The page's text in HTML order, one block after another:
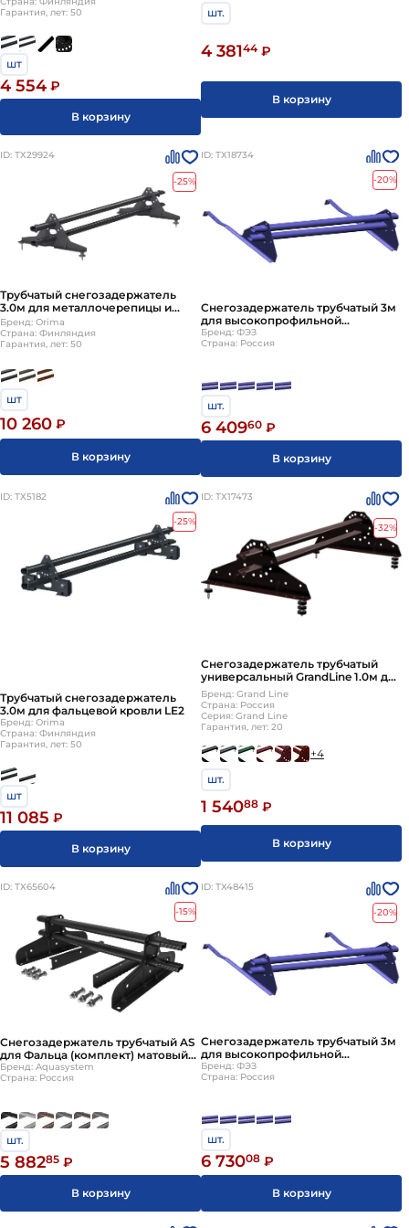
Гарантия, лет: 50
шт
4 554 ₽
В корзину
шт.
4 38144 ₽
В корзину
ID: ТХ29924
-25%
Трубчатый снегозадержатель
3.0м для металлочерепицы и
мягкой кровли LE3
Бренд: Orima
Страна: Финляндия
Гарантия, лет: 50
шт
10 260 ₽
В корзину
ID: ТХ18734
-20%
Снегозадержатель трубчатый 3м
для высокопрофильной
натуральной черепицы
стандартные цвета ТД ФЭЗ
Бренд: ФЭЗ
Страна: Россия
шт.
6 40960 ₽
В корзину
ID: ТХ5182
-25%
Трубчатый снегозадержатель
3.0м для фальцевой кровли LE2
Бренд: Orima
Страна: Финляндия
Гарантия, лет: 50
шт
11 085 ₽
В корзину
ID: ТХ17473
-32%
Снегозадержатель трубчатый
универсальный GrandLine 1.0м для
металлочерепицы и мягкой
кровли
Бренд: Grand Line
Страна: Россия
Серия: Grand Line
Гарантия, лет: 20
+4
шт.
1 54088 ₽
В корзину
ID: ТХ65604
-15%
Снегозадержатель трубчатый AS
для Фальца (комплект) матовый
3м
Бренд: Aquasystem
Страна: Россия
шт.
5 88285 ₽
В корзину
ID: ТХ48415
-20%
Снегозадержатель трубчатый 3м
для высокопрофильной
натуральной черепицы цвет под
заказ ТД ФЭЗ комплект: 2 трубы, 4
Бренд: ФЭЗ
Страна: Россия
шт.
6 73008 ₽
В корзину